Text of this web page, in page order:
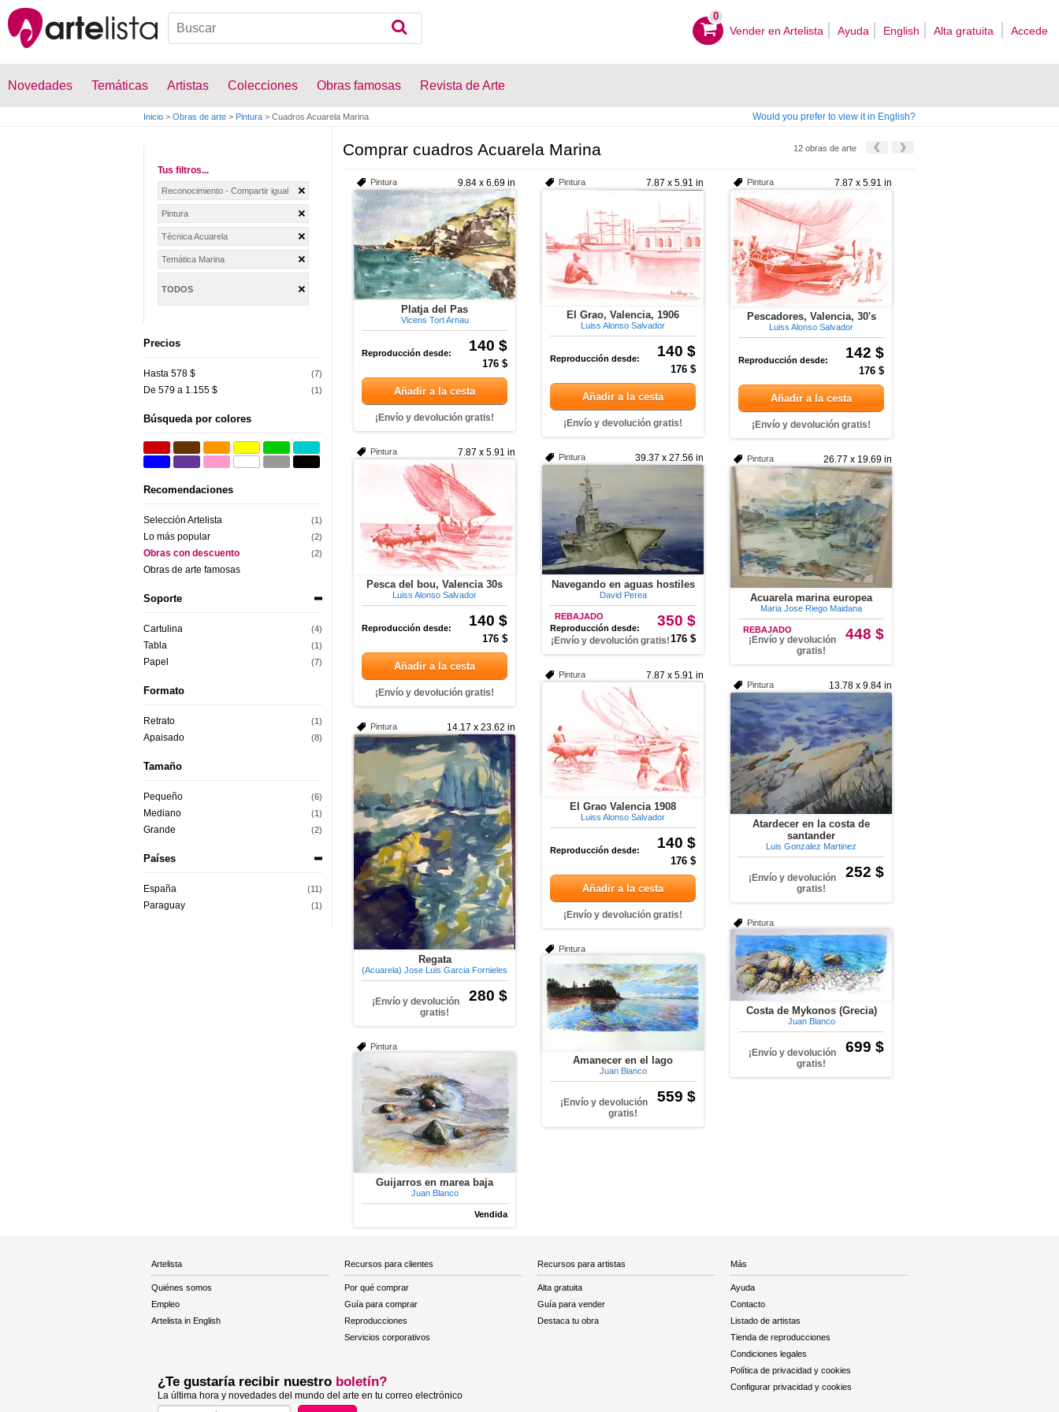
0
Vender en Artelista Ayuda English Alta gratuita Accede
Novedades Temáticas Artistas Colecciones Obras famosas Revista de Arte
Inicio > Obras de arte > Pintura > Cuadros Acuarela Marina Would you prefer to view it in English?
Tus filtros...
Reconocimiento - Compartir igual
Pintura
Técnica Acuarela
Temática Marina
TODOS
Precios
Hasta 578 $ (7)
De 579 a 1.155 $ (1)
Búsqueda por colores
Recomendaciones
Selección Artelista (1)
Lo más popular (2)
Obras con descuento (2)
Obras de arte famosas
Soporte
Cartulina (4)
Tabla (1)
Papel (7)
Formato
Retrato (1)
Apaisado (8)
Tamaño
Pequeño (6)
Mediano (1)
Grande (2)
Países
España (11)
Paraguay (1)
Comprar cuadros Acuarela Marina 12 obras de arte
9.84 x 6.69 in
Pintura
Platja del Pas
Vicens Tort Arnau
140 $
Reproducción desde:
176 $
Añadir a la cesta
¡Envío y devolución gratis!
7.87 x 5.91 in
Pintura
El Grao, Valencia, 1906
Luiss Alonso Salvador
140 $
Reproducción desde:
176 $
Añadir a la cesta
¡Envío y devolución gratis!
7.87 x 5.91 in
Pintura
Pescadores, Valencia, 30's
Luiss Alonso Salvador
142 $
Reproducción desde:
176 $
Añadir a la cesta
¡Envío y devolución gratis!
7.87 x 5.91 in
Pintura
Pesca del bou, Valencia 30s
Luiss Alonso Salvador
140 $
Reproducción desde:
176 $
Añadir a la cesta
¡Envío y devolución gratis!
39.37 x 27.56 in
Pintura
Navegando en aguas hostiles
David Perea
350 $
REBAJADO
Reproducción desde:
176 $
¡Envío y devolución gratis!
26.77 x 19.69 in
Pintura
Acuarela marina europea
Maria Jose Riego Maidana
448 $
REBAJADO
¡Envío y devolución
gratis!
7.87 x 5.91 in
Pintura
El Grao Valencia 1908
Luiss Alonso Salvador
140 $
Reproducción desde:
176 $
Añadir a la cesta
¡Envío y devolución gratis!
13.78 x 9.84 in
Pintura
Atardecer en la costa de
santander
Luis Gonzalez Martinez
252 $
¡Envío y devolución
gratis!
14.17 x 23.62 in
Pintura
Regata
(Acuarela) Jose Luis Garcia Fornieles
280 $
¡Envío y devolución
gratis!
Pintura
Costa de Mykonos (Grecia)
Juan Blanco
699 $
¡Envío y devolución
gratis!
Pintura
Amanecer en el lago
Juan Blanco
559 $
¡Envío y devolución
gratis!
Pintura
Guijarros en marea baja
Juan Blanco
Vendida
Artelista
Quiénes somos
Empleo
Artelista in English
Recursos para clientes
Por qué comprar
Guía para comprar
Reproducciones
Servicios corporativos
Recursos para artistas
Alta gratuita
Guía para vender
Destaca tu obra
Más
Ayuda
Contacto
Listado de artistas
Tienda de reproducciones
Condiciones legales
Política de privacidad y cookies
Configurar privacidad y cookies
¿Te gustaría recibir nuestro boletín?
La última hora y novedades del mundo del arte en tu correo electrónico